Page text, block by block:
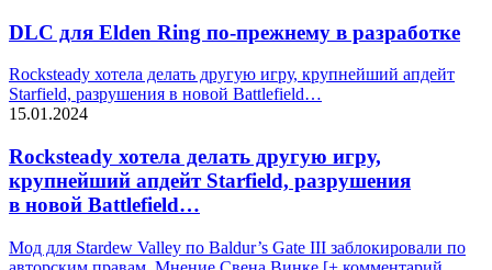
DLC для Elden Ring по-прежнему в разработке
Rocksteady хотела делать другую игру, крупнейший апдейт
Starfield, разрушения в новой Battlefield…
15.01.2024
Rocksteady хотела делать другую игру,
крупнейший апдейт Starfield, разрушения
в новой Battlefield…
Мод для Stardew Valley по Baldur’s Gate III заблокировали по